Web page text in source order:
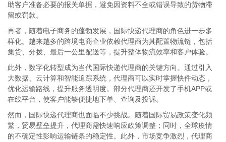
助客户准备必要的报关单据，避免因资料不全或错误导致的货物滞
留或罚款。
再者，随着电子商务的蓬勃发展，国际快递代理商的角色进一步多
样化。越来越多的跨境电商企业依赖代理商为其配置物流链，包括
集货、分拨、最后一公里配送等，提升整体物流效率和客户体验。
此外，数字化转型成为当代国际快递代理商的关键方向。通过引入
大数据、云计算和智能追踪系统，代理商可以实时掌握快件动态，
优化运输路线，提升服务透明度。部分代理商还开发了手机APP或
在线平台，使客户能够便捷地下单、查询及投诉。
然而，国际快递代理商也面临不少挑战。随着国际贸易政策变化频
繁，贸易壁垒提升，代理商需快速响应政策调整；同时，全球疫情
的不确定性影响运输链条的稳定性。此外，市场竞争激烈，代理商